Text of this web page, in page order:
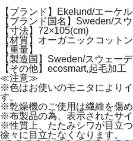
【ブランド】Ekelund/エーケ
【ブランド国名】Sweden/ス
【寸法】72×105(cm)
【材質】オーガニックコット
【重量】
【製造国】Sweden/スウェー
【その他】ecosmart,起毛加工
≪注意≫
※色はお使いのモニタにより
す。
※乾燥機のご使用は繊維を傷
※布製品の為、表示されたサ
※性質上、たたみシワが目立
徐々に目立たなくなります。